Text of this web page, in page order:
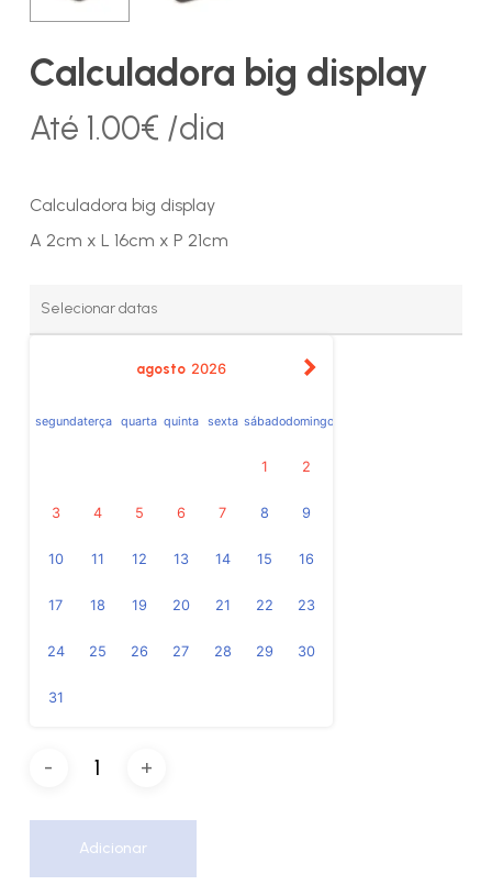
Calculadora big display
Até 1.00€ /dia
Calculadora big display
A 2cm x L 16cm x P 21cm
agosto 2026
segundaterça quarta quinta sexta sábadodomingo
1 2
3 4 5 6 7 8 9
10 11 12 13 14 15 16
17 18 19 20 21 22 23
24 25 26 27 28 29 30
31
Adicionar